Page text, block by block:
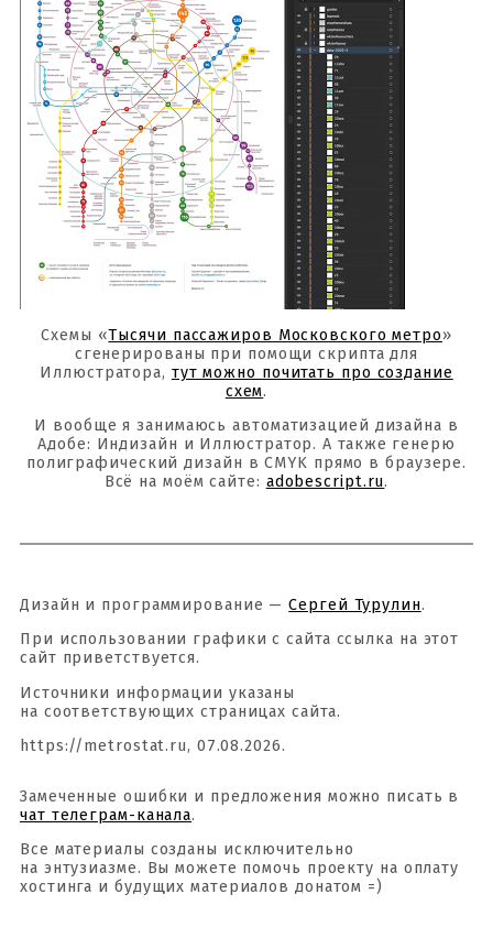
Схемы «Тысячи пассажиров Московского метро»
сгенерированы при помощи скрипта для
Иллюстратора, тут можно почитать про создание
схем.
И вообще я занимаюсь автоматизацией дизайна в
Адобе: Индизайн и Иллюстратор. А также генерю
полиграфический дизайн в CMYK прямо в браузере.
Всё на моём сайте: adobescript.ru.
Дизайн и программирование —Сергей Турулин.
При использовании графики с сайта ссылка на этот
сайт приветствуется.
Источники информации указаны
на соответствующих страницах сайта.
https://metrostat.ru, 07.08.2026.
Замеченные ошибки и предложения можно писать в
чат телеграм-канала.
Все материалы созданы исключительно
на энтузиазме. Вы можете помочь проекту на оплату
хостинга и будущих материалов донатом =)